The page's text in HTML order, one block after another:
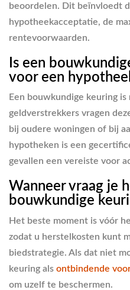
beoordelen. Dit beïnvloedt
hypotheekacceptatie, de
rentevoorwaarden.
Is een
voor een
Een bouwkundige keuring
geldverstrekkers vragen
bij oudere woningen of bij
hypotheken is een
gevallen een vereiste voor
Wanneer vraag je
bouwkundige
Het beste moment is vóór
zodat u herstelkosten kunt
biedstrategie. Als dat niet
keuring als ontbindende
om uzelf te beschermen.